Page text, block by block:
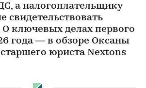
а налогоплательщику
свидетельствовать
О ключевых делах первого
года — в обзоре Оксаны
юриста Nextons